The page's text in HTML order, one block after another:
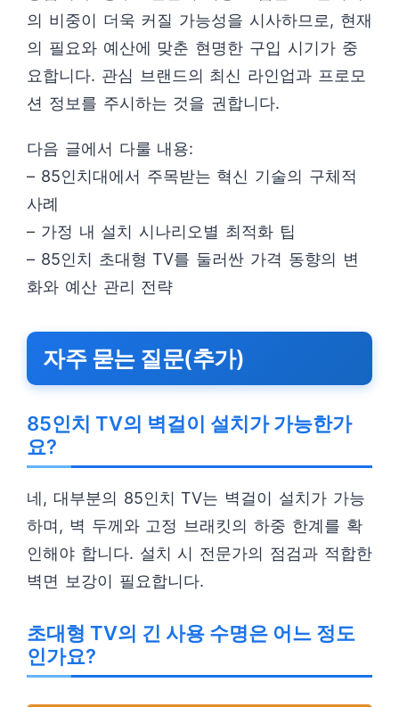
의 비중이 더욱 커질 가능성을 시사하므로, 현재
의 필요와 예산에 맞춘 현명한 구입 시기가 중
요합니다. 관심 브랜드의 최신 라인업과 프로모
션 정보를 주시하는 것을 권합니다.
다음 글에서 다룰 내용:
– 85인치대에서 주목받는 혁신 기술의 구체적
사례
– 가정 내 설치 시나리오별 최적화 팁
– 85인치 초대형 TV를 둘러싼 가격 동향의 변
화와 예산 관리 전략
자주 묻는 질문(추가)
85인치 TV의 벽걸이 설치가 가능한가
요?
네, 대부분의 85인치 TV는 벽걸이 설치가 가능
하며, 벽 두께와 고정 브래킷의 하중 한계를 확
인해야 합니다. 설치 시 전문가의 점검과 적합한
벽면 보강이 필요합니다.
초대형 TV의 긴 사용 수명은 어느 정도
인가요?